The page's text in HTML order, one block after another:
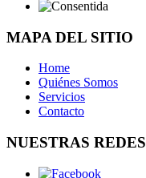
MAPA DEL SITIO
Home
Quiénes Somos
Servicios
Contacto
NUESTRAS REDES